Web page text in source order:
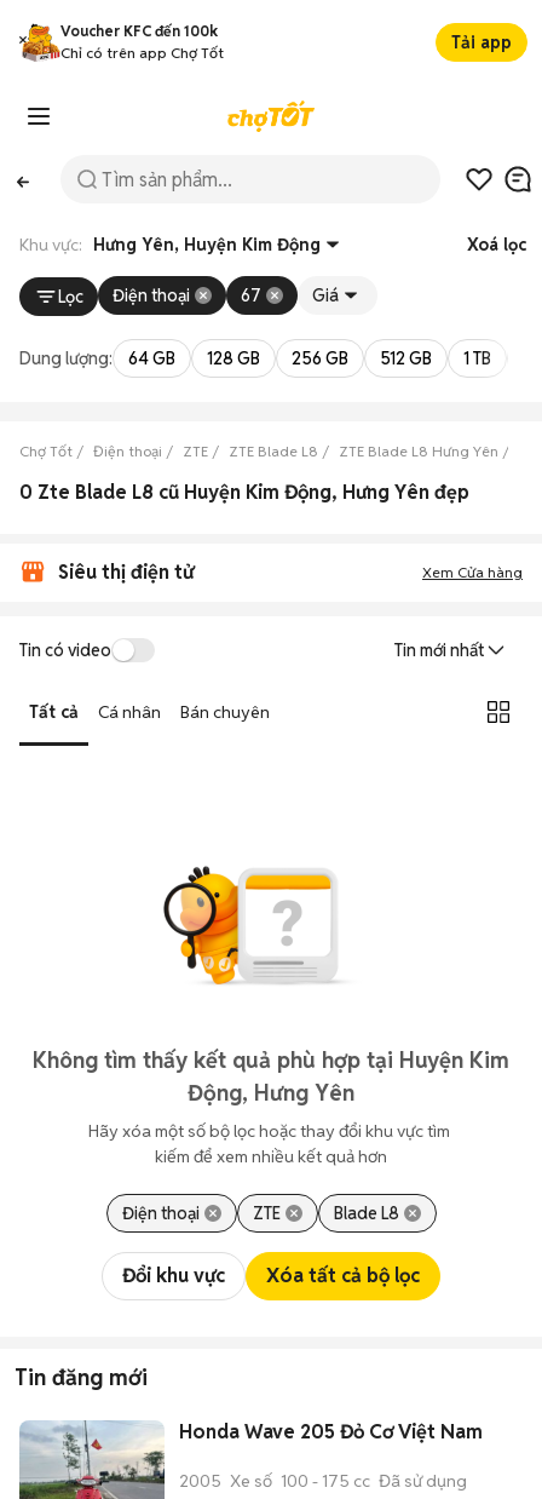
Voucher KFC đến 100k
Chỉ có trên app Chợ Tốt
Tải app
Khu vực: Hưng Yên, Huyện Kim Động Xoá lọc
Lọc Điện thoại 67 Giá
Dung lượng: 64 GB 128 GB 256 GB 512 GB 1 TB
Chợ Tốt Điện thoại ZTE ZTE Blade L8 ZTE Blade L8 Hưng Yên
0 Zte Blade L8 cũ Huyện Kim Động, Hưng Yên đẹp
Siêu thị điện tử Xem Cửa hàng
Tin có video Tin mới nhất
Tất cả Cá nhân Bán chuyên
Không tìm thấy kết quả phù hợp tại Huyện Kim
Động, Hưng Yên
Hãy xóa một số bộ lọc hoặc thay đổi khu vực tìm
kiếm để xem nhiều kết quả hơn
Điện thoại ZTE Blade L8
Đổi khu vực Xóa tất cả bộ lọc
Tin đăng mới
Honda Wave 205 Đỏ Cơ Việt Nam
2005 Xe số 100 - 175 cc Đã sử dụng